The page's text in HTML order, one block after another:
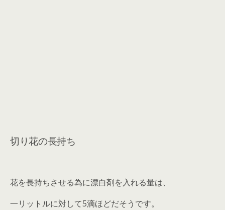
切り花の長持ち
花を長持ちさせる為に漂白剤を入れる量は、
一リットルに対して5滴ほどだそうです。